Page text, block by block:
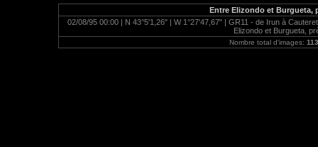
Entre Elizondo et Burgueta,
02/08/95 00:00 | N 43°5'1,26" | W 1°27'47,67" | GR11 - de Irun à
Elizondo et Burgueta,
Nombre total d'images: 113